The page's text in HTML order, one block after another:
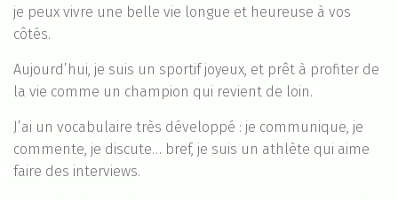
je peux vivre une belle vie longue et heureuse à vos
côtés.
Aujourd’hui, je suis un sportif joyeux, et prêt à profiter de
la vie comme un champion qui revient de loin.
J’ai un vocabulaire très développé : je communique, je
commente, je discute… bref, je suis un athlète qui aime
faire des interviews.